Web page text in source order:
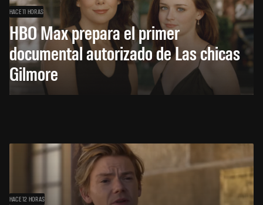
HACE 11 HORAS
HBO Max prepara el primer
documental autorizado de Las chicas
Gilmore
HACE 12 HORAS